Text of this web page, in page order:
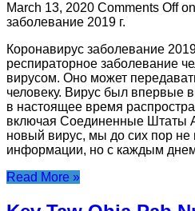
March 13, 2020 Comments Off
заболевание 2019 г.
Коронавирус заболевание
респираторное заболевание
вирусом. Оно может
человеку. Вирус был впервые
в настоящее время
включая Соединенные Штаты
новый вирус, мы до сих пор
информации, но с каждым
Read More »